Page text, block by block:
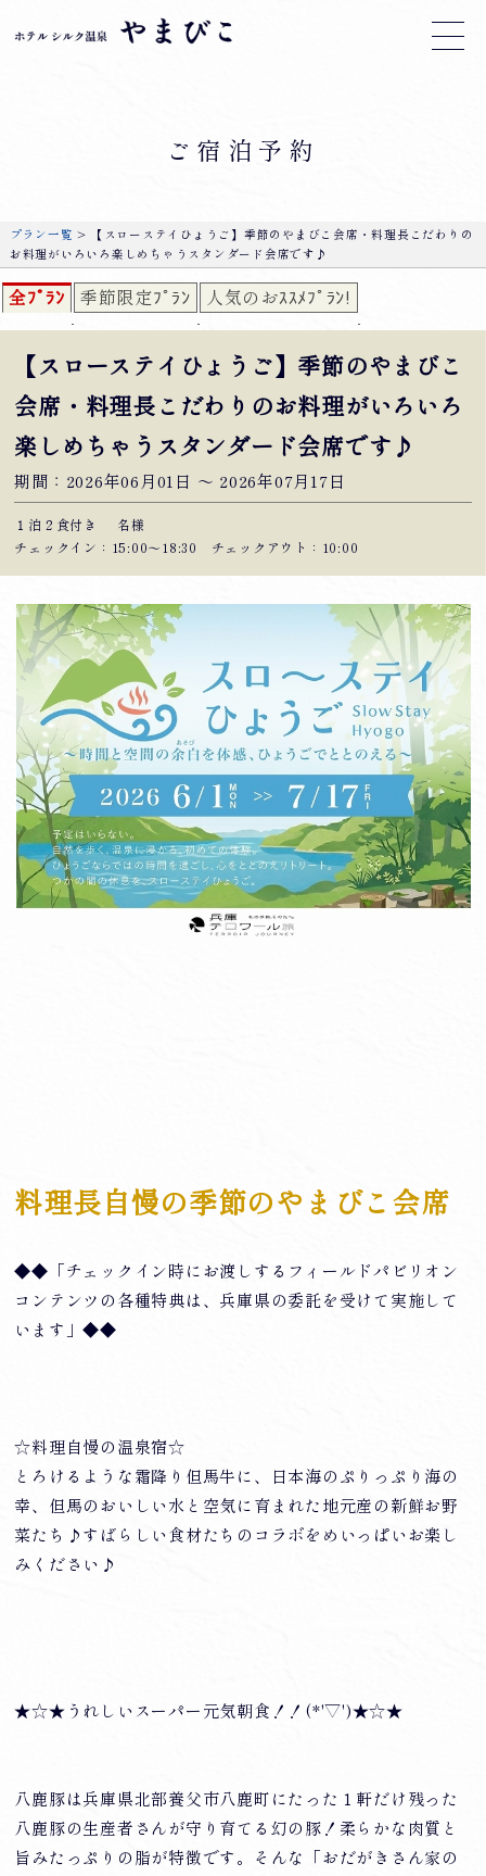
ご宿泊予約
プラン一覧 > 【スローステイひょうご】季節のやまびこ会席・料理長こだわりの
お料理がいろいろ楽しめちゃうスタンダード会席です♪
全ﾌﾟﾗﾝ 季節限定ﾌﾟﾗﾝ 人気のおｽｽﾒﾌﾟﾗﾝ!
【スローステイひょうご】季節のやまびこ
会席・料理長こだわりのお料理がいろいろ
楽しめちゃうスタンダード会席です♪
期間：2026年06月01日 〜 2026年07月17日
１泊２食付き
名様
チェックイン：15:00〜18:30 チェックアウト：10:00
料理長自慢の季節のやまびこ会席
◆◆「チェックイン時にお渡しするフィールドパビリオン
コンテンツの各種特典は、兵庫県の委託を受けて実施して
います」◆◆
☆料理自慢の温泉宿☆
とろけるような霜降り但馬牛に、日本海のぷりっぷり海の
幸、但馬のおいしい水と空気に育まれた地元産の新鮮お野
菜たち♪すばらしい食材たちのコラボをめいっぱいお楽し
みください♪
★☆★うれしいスーパー元気朝食！！(*'▽')★☆★
八鹿豚は兵庫県北部養父市八鹿町にたった１軒だけ残った
八鹿豚の生産者さんが守り育てる幻の豚！柔らかな肉質と
旨みたっぷりの脂が特徴です。そんな「おだがきさん家の